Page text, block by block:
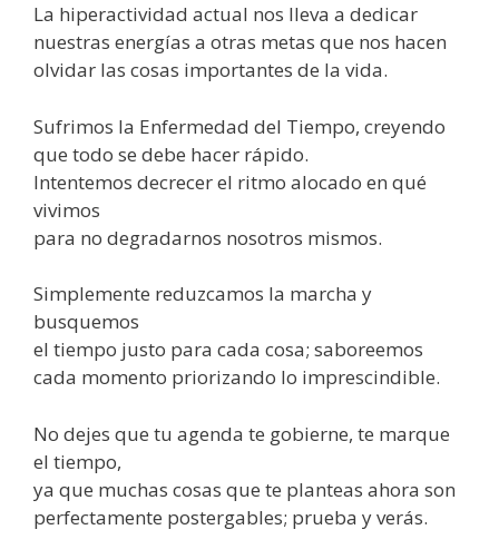
La hiperactividad actual nos lleva a dedicar
nuestras energías a otras metas que nos hacen
olvidar las cosas importantes de la vida.
Sufrimos la Enfermedad del Tiempo, creyendo
que todo se debe hacer rápido.
Intentemos decrecer el ritmo alocado en qué
vivimos
para no degradarnos nosotros mismos.
Simplemente reduzcamos la marcha y
busquemos
el tiempo justo para cada cosa; saboreemos
cada momento priorizando lo imprescindible.
No dejes que tu agenda te gobierne, te marque
el tiempo,
ya que muchas cosas que te planteas ahora son
perfectamente postergables; prueba y verás.